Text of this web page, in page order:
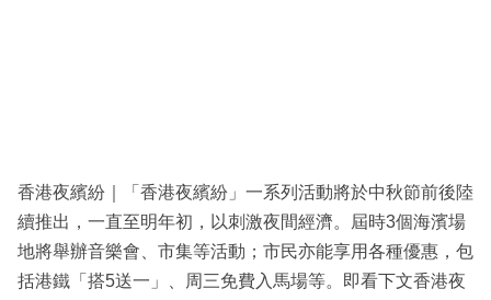
區
香港夜繽紛｜「香港夜繽紛」一系列活動將於中秋節前後陸
續推出，一直至明年初，以刺激夜間經濟。屆時3個海濱場
地將舉辦音樂會、市集等活動；市民亦能享用各種優惠，包
括港鐵「搭5送一」、周三免費入馬場等。即看下文香港夜